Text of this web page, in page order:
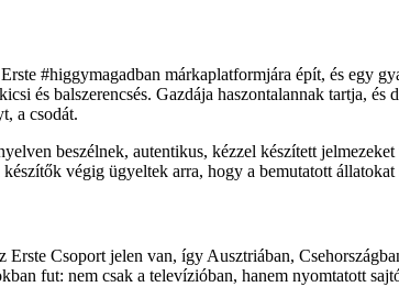
#higgymagadban márkaplatformjára épít, és egy
és balszerencsés. Gazdája haszontalannak tartja,
a csodát.
beszélnek, autentikus, kézzel készített
készítők végig ügyeltek arra, hogy a bemutatott
Csoport jelen van, így Ausztriában,
fut: nem csak a televízióban, hanem nyomtatott